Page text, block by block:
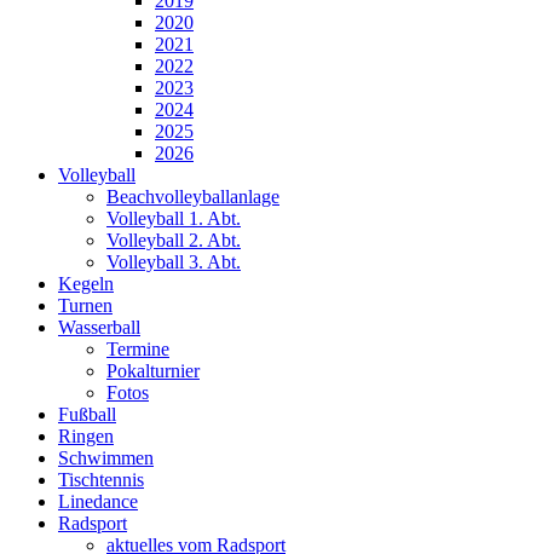
2020
2021
2022
2023
2024
2025
2026
Volleyball
Beachvolleyballanlage
Volleyball 1. Abt.
Volleyball 2. Abt.
Volleyball 3. Abt.
Kegeln
Turnen
Wasserball
Termine
Pokalturnier
Fotos
Fußball
Ringen
Schwimmen
Tischtennis
Linedance
Radsport
aktuelles vom Radsport